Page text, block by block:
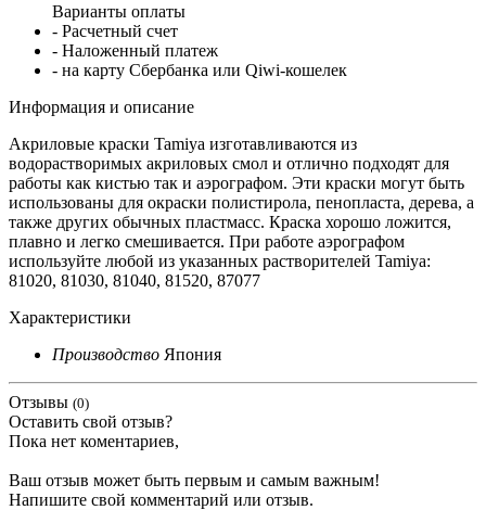
Варианты оплаты
- Расчетный счет
- Наложенный платеж
- на карту Сбербанка или Qiwi-кошелек
Информация и описание
Акриловые краски Tamiya изготавливаются из
водорастворимых акриловых смол и отлично подходят для
работы как кистью так и аэрографом. Эти краски могут быть
использованы для окраски полистирола, пенопласта, дерева, а
также других обычных пластмасс. Краска хорошо ложится,
плавно и легко смешивается. При работе аэрографом
используйте любой из указанных растворителей Tamiya:
81020, 81030, 81040, 81520, 87077
Характеристики
Производство Япония
Отзывы (0)
Оставить свой отзыв?
Пока нет коментариев,
Ваш отзыв может быть первым и самым важным!
Напишите свой комментарий или отзыв.